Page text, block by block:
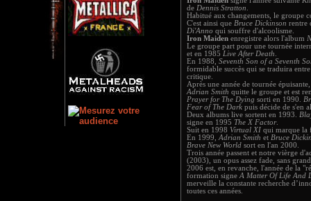
de Dennis Stratton
Habitué aux changements, le groupe
C'est ainsi que Bruce Dickinson rentre
Di'Anno qui souffre d'alcoolisme.
Iron Maiden enregistre alors l'album
Le groupe part pour une tournée
et en 1985 Live After Death
En 1988, Seventh Son of a Seventh
formidable succès qui se traduira
critique.
Après une année de tournée
Adrian Smith quitte le groupe et est
Prayer for The Dying sorti en 1990.
Fear of The Dark puis décide de s'en
Deux albums live sortent en 1993.
signe en 1995 The X Factor.
Suit en 1998 Virtual XI qui marque la
En 1999, Adrian Smith et Bruce
Brave New World sort en l'an 2000.
Trois année passent et notre vièrge
(2003), un opus assez fade, sans
2006 est, en revanche, l'année de la
formation signe A Matter Of Life And
merveille la constante recherche
toutes ces années.